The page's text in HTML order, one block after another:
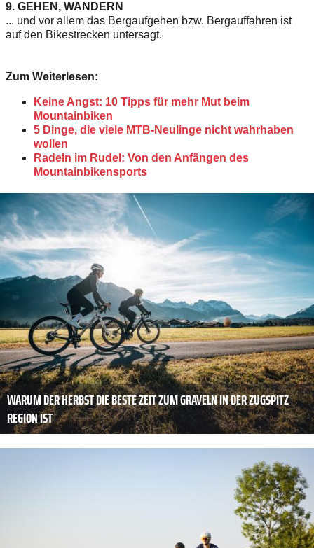
9. GEHEN, WANDERN
... und vor allem das Bergaufgehen bzw. Bergauffahren ist
auf den Bikestrecken untersagt.
Zum Weiterlesen:
Keine Angst: 10 Tipps für mehr Mut beim
Mountainbiken
5 Dinge, die viele MTB-Neulinge nicht wahrhaben
wollen
Radeln im Rudel: Von den Anfängen des
Mountainbikensports
WARUM DER HERBST DIE BESTE ZEIT ZUM GRAVELN IN DER ZUGSPITZ
REGION IST